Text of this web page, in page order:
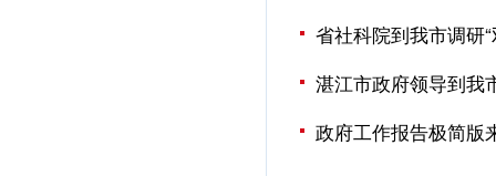
省社科院到我市调研
湛江市政府领导到我
政府工作报告极简版